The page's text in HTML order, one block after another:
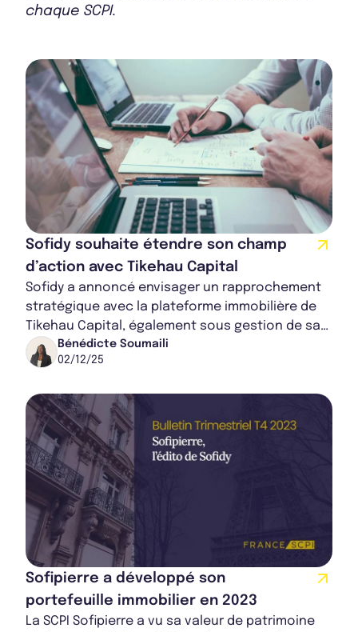
Bulletin 2024 T3
Bulletin 2024 T2
Bulletin 2024 T1
Bulletin 2023 T4
Bulletin 2023 T3
Rapport Annuel 2024
Rapport Annuel 2023
chaque SCPI.
Sofidy souhaite étendre son champ
d’action avec Tikehau Capital
Sofidy a annoncé envisager un rapprochement
stratégique avec la plateforme immobilière de
Tikehau Capital, également sous gestion de sa
maison mère, sans que celui-ci ne soit à ce...
Bénédicte Soumaili
02/12/25
Sofipierre a développé son
portefeuille immobilier en 2023
La SCPI Sofipierre a vu sa valeur de patrimoine